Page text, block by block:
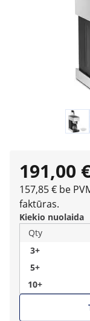
191,00
157,85 € be
faktūras.
Kiekio nuolaida
Qty
3+
5+
10+